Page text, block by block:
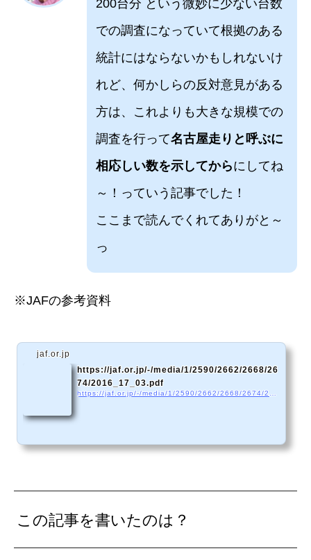
200台分 という微妙に少ない台数
での調査になっていて根拠のある
統計にはならないかもしれないけ
れど、何かしらの反対意見がある
方は、これよりも大きな規模での
調査を行って名古屋走りと呼ぶに
相応しい数を示してからにしてね
～！っていう記事でした！
ここまで読んでくれてありがと～
っ
※JAFの参考資料
jaf.or.jp
https://jaf.or.jp/-/media/1/2590/2662/2668/26
74/2016_17_03.pdf
https://jaf.or.jp/-/media/1/2590/2662/2668/2674/2016_17_03.pdf
この記事を書いたのは？